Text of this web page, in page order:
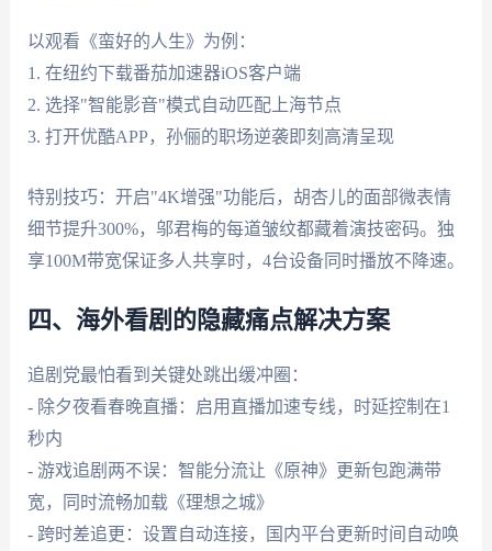
以观看《蛮好的人生》为例：
1. 在纽约下载番茄加速器iOS客户端
2. 选择"智能影音"模式自动匹配上海节点
3. 打开优酷APP，孙俪的职场逆袭即刻高清呈现
特别技巧：开启"4K增强"功能后，胡杏儿的面部微表情
细节提升300%，邬君梅的每道皱纹都藏着演技密码。独
享100M带宽保证多人共享时，4台设备同时播放不降速。
四、海外看剧的隐藏痛点解决方案
追剧党最怕看到关键处跳出缓冲圈：
- 除夕夜看春晚直播：启用直播加速专线，时延控制在1
秒内
- 游戏追剧两不误：智能分流让《原神》更新包跑满带
宽，同时流畅加载《理想之城》
- 跨时差追更：设置自动连接，国内平台更新时间自动唤